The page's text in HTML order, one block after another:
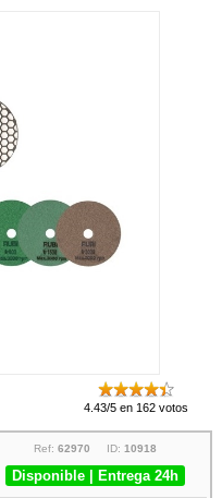
4.43/5 en 162 votos
Ref: 62970 ID: 10918
Disponible | Entrega 24h